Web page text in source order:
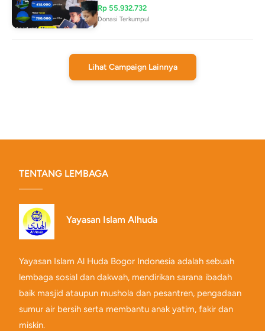
Rp 55.932.732
Donasi Terkumpul
Lihat Campaign Lainnya
TENTANG LEMBAGA
Yayasan Islam Alhuda
Yayasan Islam Al Huda Bogor Indonesia adalah sebuah
lembaga sosial dan dakwah, mendirikan sarana ibadah
baik masjid ataupun mushola dan pesantren, pengadaan
sumur air bersih serta membantu anak yatim, fakir dan
miskin.